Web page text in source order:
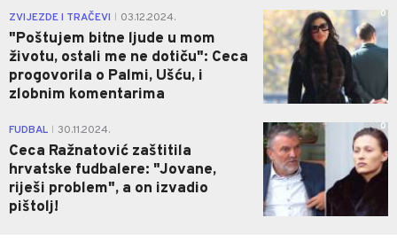
ZVIJEZDE I TRAČEVI 03.12.2024.
"Poštujem bitne ljude u mom
životu, ostali me ne dotiču": Ceca
progovorila o Palmi, Ušću, i
zlobnim komentarima
0
FUDBAL 30.11.2024.
Ceca Ražnatović zaštitila
hrvatske fudbalere: "Jovane,
riješi problem", a on izvadio
pištolj!
0